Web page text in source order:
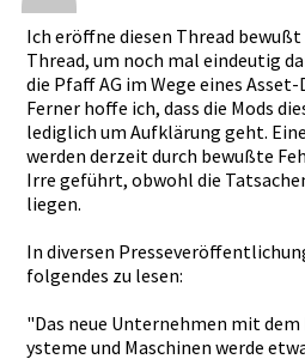
Ich eröffne diesen Thread
Thread, um noch mal eindeutig
die Pfaff AG im Wege eines
Ferner hoffe ich, dass die Mods
lediglich um Aufklärung­ geht.
werden derzeit durch bewußte
Irre geführt, obwohl die
liegen.
In diversen
folgendes zu lesen:
"Das neue Unternehme­n mit
ysteme und Maschinen werde